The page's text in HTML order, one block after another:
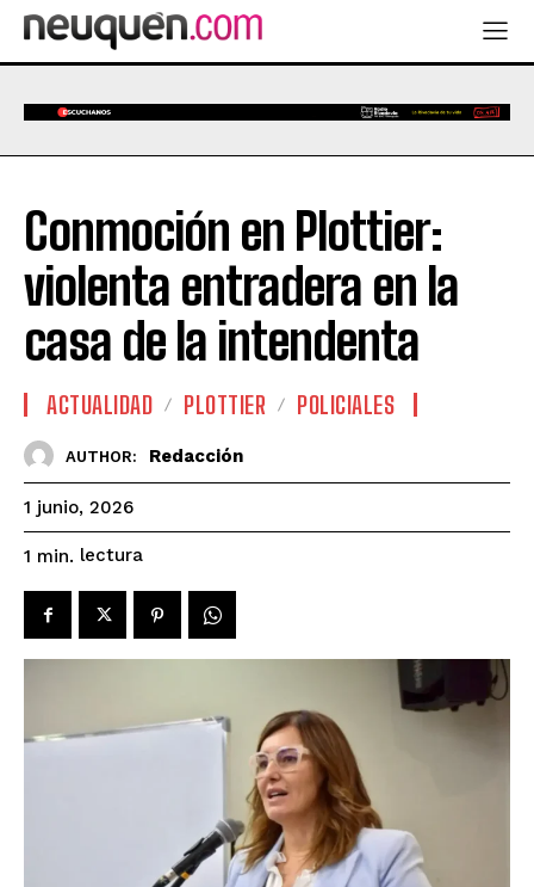
Conmoción en Plottier:
violenta entradera en la
casa de la intendenta
ACTUALIDAD PLOTTIER POLICIALES
AUTHOR: Redacción
1 junio, 2026
1 min. lectura